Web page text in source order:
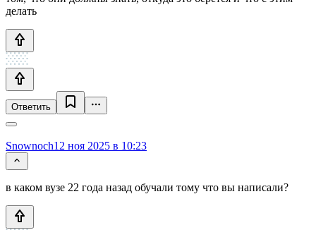
делать
Ответить
Snownoch12 ноя 2025 в 10:23
в каком вузе 22 года назад обучали тому что вы написали?